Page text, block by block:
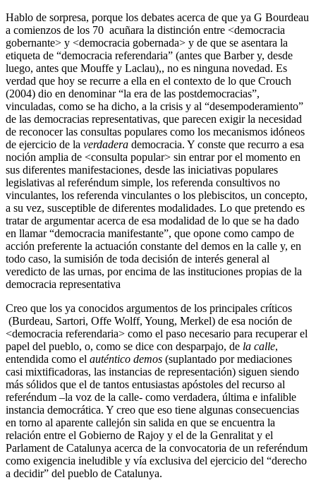
Hablo de sorpresa, porque los debates acerca de que ya G Bourdeau
a comienzos de los 70 acuñara la distinción entre <democracia
gobernante> y <democracia gobernada> y de que se asentara la
etiqueta de “democracia referendaria” (antes que Barber y, desde
luego, antes que Mouffe y Laclau),, no es ninguna novedad. Es
verdad que hoy se recurre a ella en el contexto de lo que Crouch
(2004) dio en denominar “la era de las postdemocracias”,
vinculadas, como se ha dicho, a la crisis y al “desempoderamiento”
de las democracias representativas, que parecen exigir la necesidad
de reconocer las consultas populares como los mecanismos idóneos
de ejercicio de la verdadera democracia. Y conste que recurro a esa
noción amplia de <consulta popular> sin entrar por el momento en
sus diferentes manifestaciones, desde las iniciativas populares
legislativas al referéndum simple, los referenda consultivos no
vinculantes, los referenda vinculantes o los plebiscitos, un concepto,
a su vez, susceptible de diferentes modalidades. Lo que pretendo es
tratar de argumentar acerca de esa modalidad de lo que se ha dado
en llamar “democracia manifestante”, que opone como campo de
acción preferente la actuación constante del demos en la calle y, en
todo caso, la sumisión de toda decisión de interés general al
veredicto de las urnas, por encima de las instituciones propias de la
democracia representativa
Creo que los ya conocidos argumentos de los principales críticos
(Burdeau, Sartori, Offe Wolff, Young, Merkel) de esa noción de
<democracia referendaria> como el paso necesario para recuperar el
papel del pueblo, o, como se dice con desparpajo, de la calle,
entendida como el auténtico demos (suplantado por mediaciones
casi mixtificadoras, las instancias de representación) siguen siendo
más sólidos que el de tantos entusiastas apóstoles del recurso al
referéndum –la voz de la calle- como verdadera, última e infalible
instancia democrática. Y creo que eso tiene algunas consecuencias
en torno al aparente callejón sin salida en que se encuentra la
relación entre el Gobierno de Rajoy y el de la Genralitat y el
Parlament de Catalunya acerca de la convocatoria de un referéndum
como exigencia ineludible y vía exclusiva del ejercicio del “derecho
a decidir” del pueblo de Catalunya.